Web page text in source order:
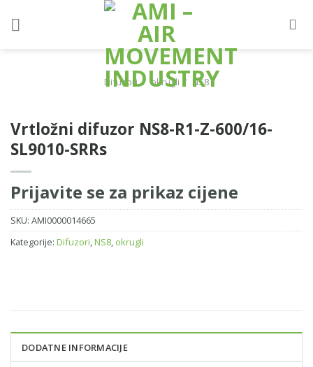
Difuzori / okrugli / NS8
Vrtložni difuzor NS8-R1-Z-600/16-
SL9010-SRRs
Prijavite se za prikaz cijene
SKU: AMI0000014665
Kategorije: Difuzori, NS8, okrugli
DODATNE INFORMACIJE